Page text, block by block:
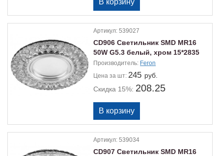
Артикул:539027
CD906 Светильник SMD MR16
50W G5.3 белый, хром 15*2835
Производитель: Feron
Цена за шт:245 руб.
Скидка 15%: 208.25
Артикул:539034
CD907 Светильник SMD MR16